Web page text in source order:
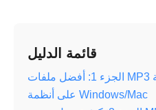
قائمة الدليل
الجزء 1: أفضل ملفات MP3 بصوت أعلى وبجودة عالية
على أنظمة Windows/Mac